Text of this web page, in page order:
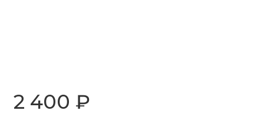
2 400 ₽